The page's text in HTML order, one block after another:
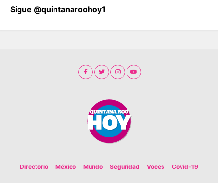
Sigue @quintanaroohoy1
Directorio México Mundo Seguridad Voces Covid-19